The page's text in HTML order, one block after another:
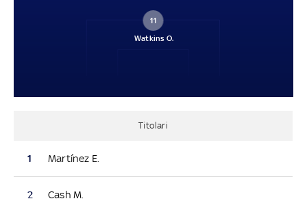
11
Watkins O.
Titolari
1 Martínez E.
2 Cash M.